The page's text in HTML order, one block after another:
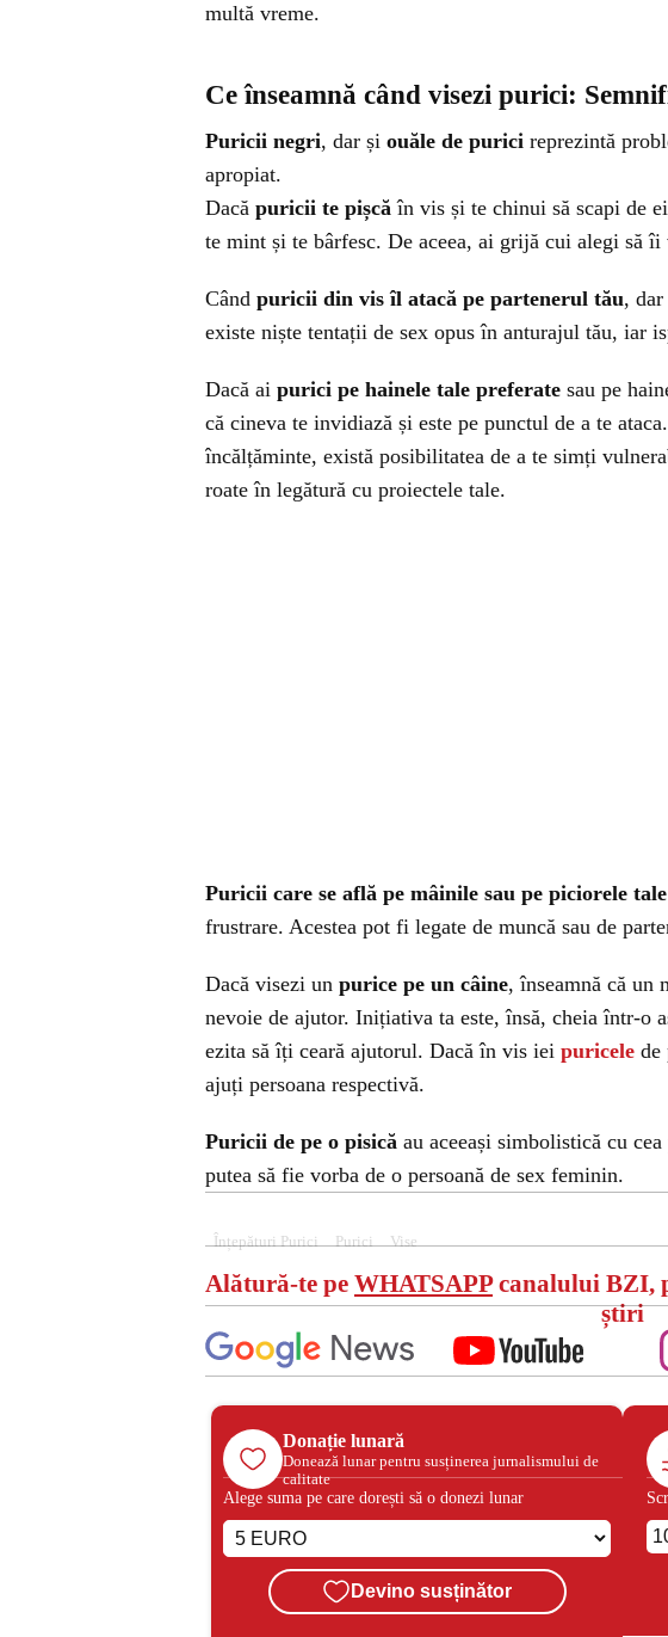
multă vreme.
Ce înseamnă când visezi purici:
Puricii negri, dar și ouăle de purici reprezintă
apropiat.
Dacă puricii te pișcă în vis și te chinui să scapi de
te mint și te bârfesc. De aceea, ai grijă cui alegi să
Când puricii din vis îl atacă pe partenerul tău, dar
existe niște tentații de sex opus în anturajul tău, iar
Dacă ai purici pe hainele tale preferate sau pe
că cineva te invidiază și este pe punctul de a te
încălțăminte, există posibilitatea de a te simți
roate în legătură cu proiectele tale.
Puricii care se află pe mâinile sau pe piciorele
frustrare. Acestea pot fi legate de muncă sau de
Dacă visezi un purice pe un câine, înseamnă că un
nevoie de ajutor. Inițiativa ta este, însă, cheia într-o
ezita să îți ceară ajutorul. Dacă în vis iei puricele de
ajuți persoana respectivă.
Puricii de pe o pisică au aceeași simbolistică cu
putea să fie vorba de o persoană de sex feminin.
Înțepături Purici Purici Vise
Alătură-te pe WHATSAPPcanalului BZI,
știri
Donație lunară
Donează lunar pentru susținerea jurnalismului de
calitate
Alege suma pe care dorești să o donezi lunar
Devino susținător